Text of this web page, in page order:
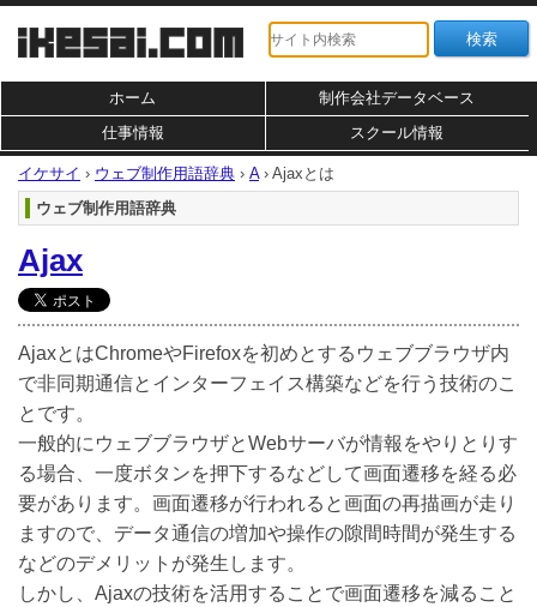
ホーム
制作会社データベース
仕事情報
スクール情報
イケサイ › ウェブ制作用語辞典 › A› Ajaxとは
ウェブ制作用語辞典
Ajax
AjaxとはChromeやFirefoxを初めとするウェブブラウザ内
で非同期通信とインターフェイス構築などを行う技術のこ
とです。
一般的にウェブブラウザとWebサーバが情報をやりとりす
る場合、一度ボタンを押下するなどして画面遷移を経る必
要があります。画面遷移が行われると画面の再描画が走り
ますので、データ通信の増加や操作の隙間時間が発生する
などのデメリットが発生します。
しかし、Ajaxの技術を活用することで画面遷移を減ること